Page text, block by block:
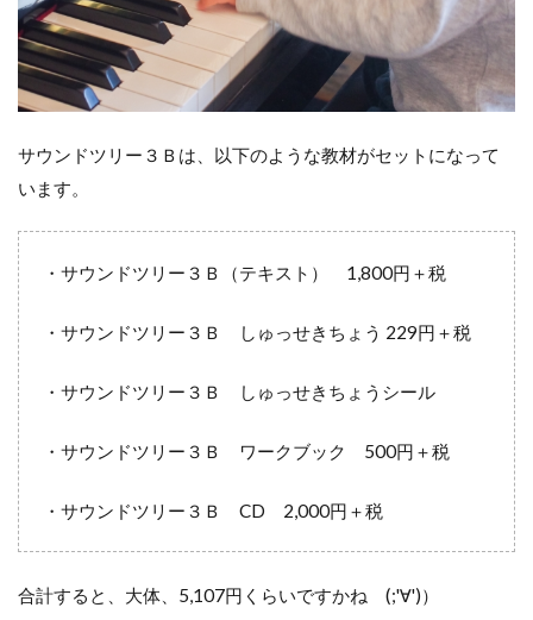
サウンドツリー３Ｂは、以下のような教材がセットになって
います。
・サウンドツリー３Ｂ（テキスト） 1,800円＋税
・サウンドツリー３Ｂ しゅっせきちょう 229円＋税
・サウンドツリー３Ｂ しゅっせきちょうシール
・サウンドツリー３Ｂ ワークブック 500円＋税
・サウンドツリー３Ｂ CD 2,000円＋税
合計すると、大体、5,107円くらいですかね (;'∀')）